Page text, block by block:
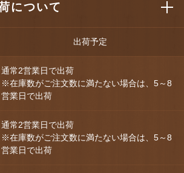
について
出荷予定
通常2営業日で出荷
※在庫数がご注文数に満たない場合は、5～8
営業日で出荷
通常2営業日で出荷
※在庫数がご注文数に満たない場合は、5～8
営業日で出荷